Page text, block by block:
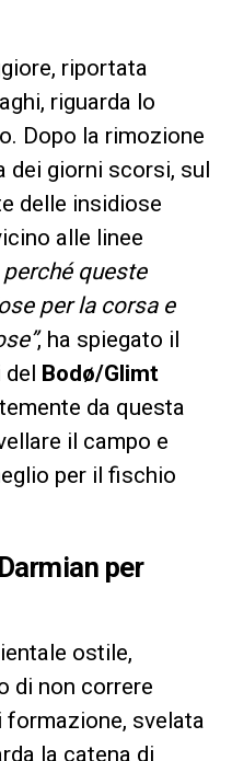
riportata
riguarda lo
Dopo la rimozione
dei giorni scorsi, sul
delle insidiose
alle linee
perché queste
per la corsa e
, ha spiegato il
del Bodø/Glimt
da questa
il campo e
per il fischio
per
ostile,
di non correre
svelata
la catena di